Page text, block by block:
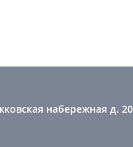
набережная д.